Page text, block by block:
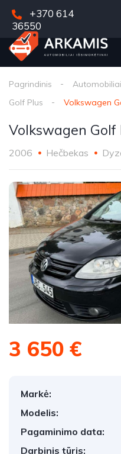
+370 614
36550
Pagrindinis Automobiliai
Golf Plus
Volkswagen
Volkswagen Golf
2006 Hečbekas
3 650 €
Markė:
Modelis:
Pagaminimo data:
Darbinis tūris: